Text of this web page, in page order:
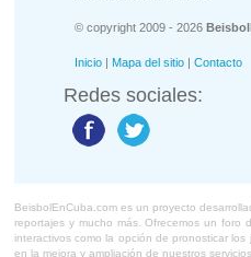
© copyright 2009 - 2026
Inicio | Mapa del sitio | Contacto
Redes sociales:
BeisbolEnCuba.com es un proyecto
reportajes y mucho más. Ofrecemos un foro
interactivos como la opción de pronosticar
en la mejora y ampliación de nuestros